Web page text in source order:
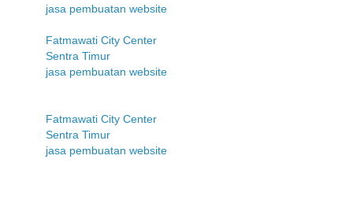
jasa pembuatan website
Fatmawati City Center
Sentra Timur
jasa pembuatan website
Fatmawati City Center
Sentra Timur
jasa pembuatan website